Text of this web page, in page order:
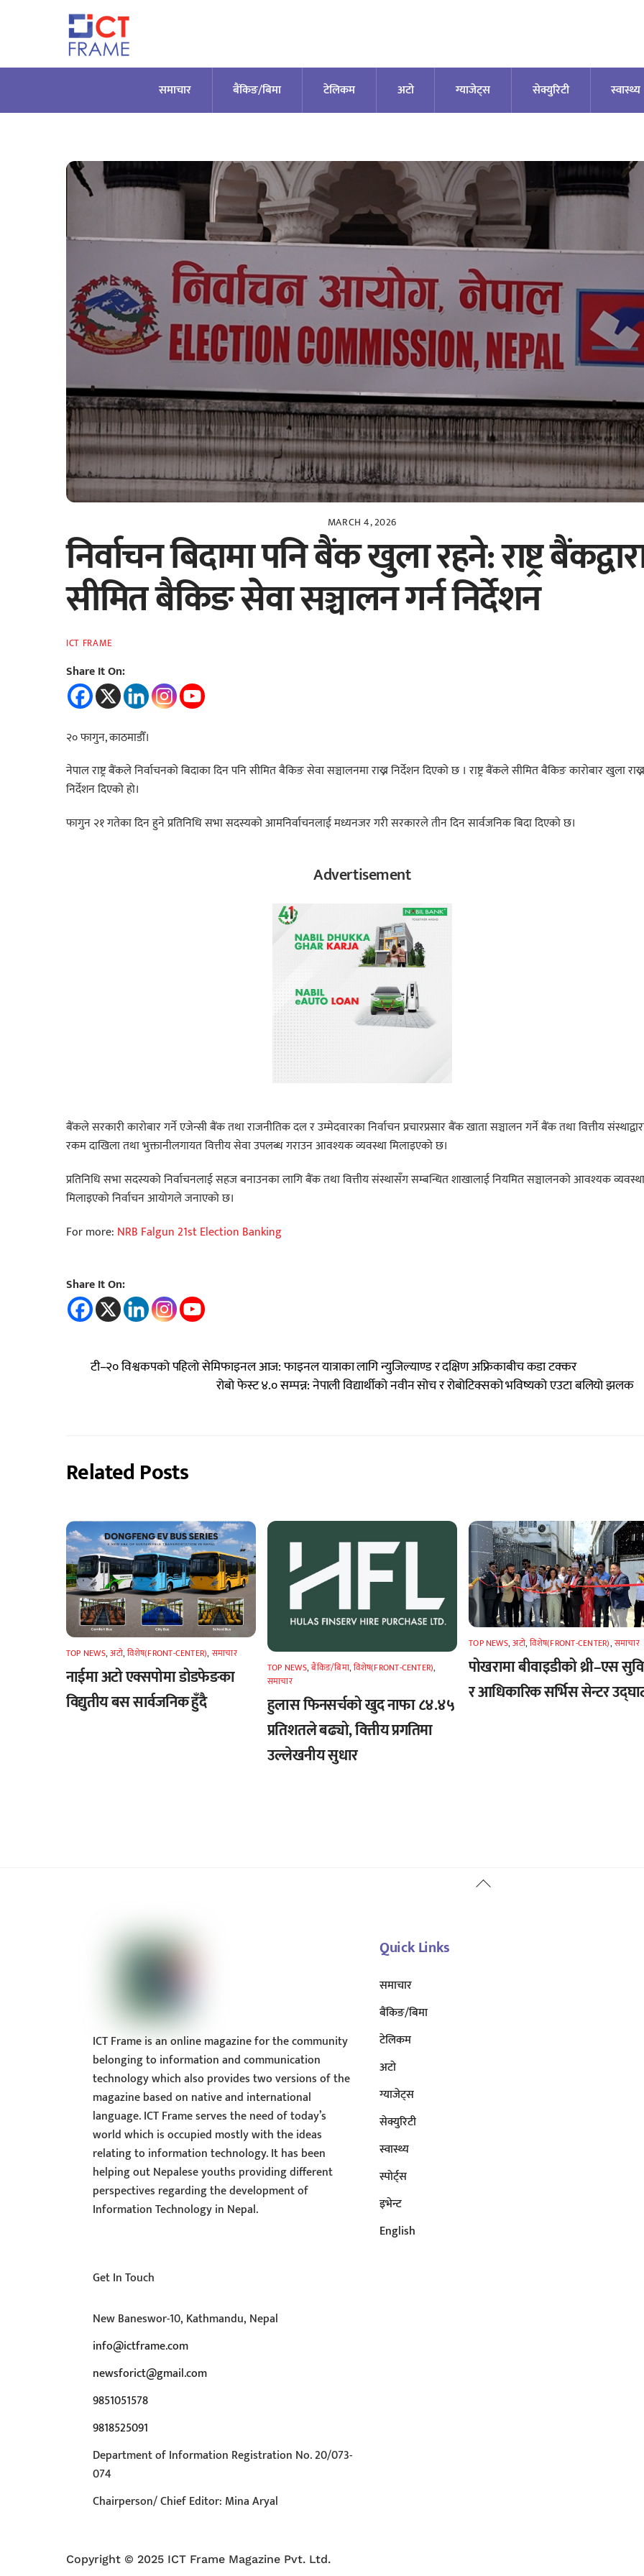
समाचार बैंकिङ/बिमा टेलिकम अटाे ग्याजेट्स सेक्युरिटी स्वास्थ्य
MARCH 4, 2026
निर्वाचन बिदामा पनि बैंक खुला रहने: राष्ट्र
सीमित बैकिङ सेवा सञ्चालन गर्न निर्देशन
ICT FRAME
Share It On:
२० फागुन, काठमाडौँ।
नेपाल राष्ट्र बैंकले निर्वाचनको बिदाका दिन पनि सीमित बैकिङ सेवा सञ्चालनमा राख्न निर्देशन दिएको छ । राष्ट्र बैंकले सीमित बैकिङ कारोबार खुला राख्न
निर्देशन दिएको हो।
फागुन २१ गतेका दिन हुने प्रतिनिधि सभा सदस्यको आमनिर्वाचनलाई मध्यनजर गरी सरकारले तीन दिन सार्वजनिक बिदा दिएको छ।
Advertisement
बैंकले सरकारी कारोबार गर्ने एजेन्सी बैंक तथा राजनीतिक दल र उम्मेदवारका निर्वाचन प्रचारप्रसार बैंक खाता सञ्चालन गर्ने बैंक तथा वित्तीय
रकम दाखिला तथा भुक्तानीलगायत वित्तीय सेवा उपलब्ध गराउन आवश्यक व्यवस्था मिलाइएको छ।
प्रतिनिधि सभा सदस्यको निर्वाचनलाई सहज बनाउनका लागि बैंक तथा वित्तीय संस्थासँग सम्बन्धित शाखालाई नियमित सञ्चालनको आवश्यक व्यवस्था
मिलाइएको निर्वाचन आयोगले जनाएको छ।
For more: NRB Falgun 21st Election Banking
Share It On:
टी–२० विश्वकपको पहिलो सेमिफाइनल आज: फाइनल यात्राका लागि न्युजिल्याण्ड र दक्षिण अफ्रिकाबीच कडा टक्कर
रोबो फेस्ट ४.० सम्पन्न: नेपाली विद्यार्थीको नवीन सोच र रोबोटिक्सको भविष्यको एउटा बलियो झलक
Related Posts
TOP NEWS,अटाे,विशेष(FRONT-CENTER), समाचार
नाईमा अटो एक्सपोमा डोडफेङका
विद्युतीय बस सार्वजनिक हुँदै
TOP NEWS,बैंकिङ/बिमा,विशेष(FRONT-CENTER),
समाचार
हुलास फिनसर्चको खुद नाफा ८४.४५
प्रतिशतले बढ्यो, वित्तीय प्रगतिमा
उल्लेखनीय सुधार
TOP NEWS,अटाे,विशेष(FRONT-CENTER),समाचार
पोखरामा बीवाइडीको थ्री–एस
र आधिकारिक सर्भिस सेन्टर
Back
ICT Frame is an online magazine for the community
belonging to information and communication
technology which also provides two versions of the
magazine based on native and international
language. ICT Frame serves the need of today’s
world which is occupied mostly with the ideas
relating to information technology. It has been
helping out Nepalese youths providing different
perspectives regarding the development of
Information Technology in Nepal.
Quick Links
समाचार
बैंकिङ/बिमा
टेलिकम
अटाे
ग्याजेट्स
सेक्युरिटी
स्वास्थ्य
स्पोर्ट्स
इभेन्ट
English
Get In Touch
New Baneswor-10, Kathmandu, Nepal
info@ictframe.com
newsforict@gmail.com
9851051578
9818525091
Department of Information Registration No. 20/073-
074
Chairperson/ Chief Editor: Mina Aryal
Copyright © 2025 ICT Frame Magazine Pvt. Ltd.